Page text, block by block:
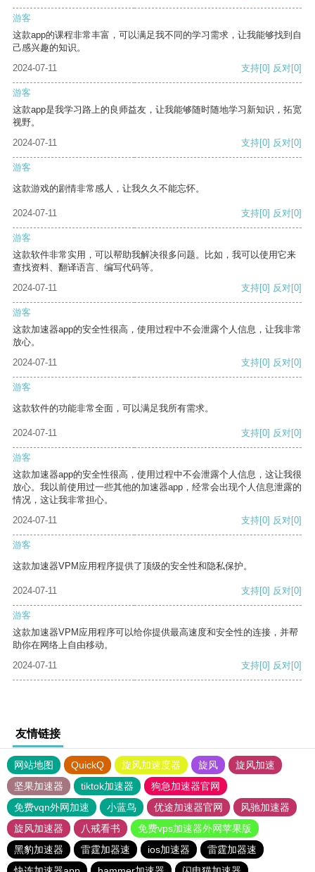
游客
这款app的课程非常丰富，可以满足我不同的学习需求，让我能够找到自
己感兴趣的知识。
2024-07-11
支持[0] 反对[0]
游客
这款app是我学习路上的良师益友，让我能够随时随地学习新知识，拓宽
视野。
2024-07-11
支持[0] 反对[0]
游客
这款游戏的剧情非常感人，让我久久不能忘怀。
2024-07-11 支持[0] 反对[0]
游客
这款软件非常实用，可以帮助我解决很多问题。比如，我可以使用它来
查找资料、翻译语言、编写代码等。
2024-07-11
支持[0] 反对[0]
游客
这款加速器app的安全性很高，使用过程中不会泄露个人信息，让我非常
放心。
2024-07-11
支持[0] 反对[0]
游客
这款软件的功能非常全面，可以满足我所有需求。
2024-07-11 支持[0] 反对[0]
游客
这款加速器app的安全性很高，使用过程中不会泄露个人信息，这让我很
放心。我以前使用过一些其他的加速器app，经常会出现个人信息泄露的
情况，这让我非常担心。
2024-07-11
支持[0] 反对[0]
游客
这款加速器VPM应用程序提供了顶级的安全性和隐私保护。
2024-07-11 支持[0] 反对[0]
游客
这款加速器VPM应用程序可以给你提供最高速度和安全性的连接，并帮
助你在网络上自由移动。
2024-07-11
支持[0] 反对[0]
友情链接
网站地图 QuickQ 旋风加速度器 旋风
旋风加速
坚果加速器
tiktok加速器
狗急加速器官网
免费vqn外网加速
小蓝鸟 优途加速器官网
风驰加速器
旋风加速器
八戒看书
免费vps加速器外网苹果版
黑豹加速器
雷霆加器速 ios加速器
雷霆加器速